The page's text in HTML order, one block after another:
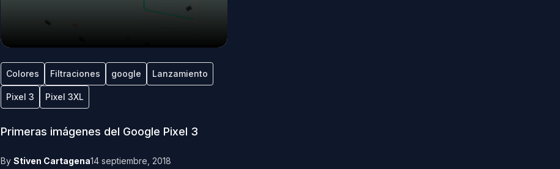
Colores Filtraciones google Lanzamiento
Pixel 3 Pixel 3XL
Primeras imágenes del Google Pixel 3
By Stiven Cartagena14 septiembre, 2018